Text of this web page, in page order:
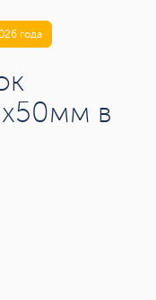
года
в